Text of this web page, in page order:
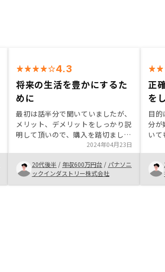
4.3
将来の生活を豊かにするた
めに
最初は話半分で聞いていましたが、
メリット、デメリットをしっかり説
明して頂いので、購入を踏切まし
た。現在進行形でインフレ状態であ
る事から近い将来でも十分な利益が
出そうだなっと思ってます。また資
産を残せるので、生命保険料も浮く
と思うとお得感があります
2024年04月23日
20代後半 / 年収600万円台 / パナソニ
ックインダストリー株式会社
正
を
目
分が
いて
が
らに
確
かっ